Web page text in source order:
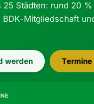
25 Städten: rund 20
BDK-Mitgliedschaft
werden Termine